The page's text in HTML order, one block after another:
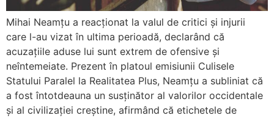
Mihai Neamțu a reacționat la valul de critici și injurii
care l-au vizat în ultima perioadă, declarând că
acuzațiile aduse lui sunt extrem de ofensive și
neîntemeiate. Prezent în platoul emisiunii Culisele
Statului Paralel la Realitatea Plus, Neamțu a subliniat că
a fost întotdeauna un susținător al valorilor occidentale
și al civilizației creștine, afirmând că etichetele de